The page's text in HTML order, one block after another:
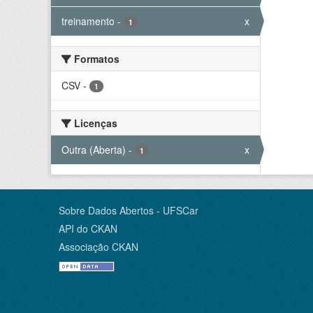
treinamento - 1 x
Formatos
CSV - 1
Licenças
Outra (Aberta) - 1 x
Sobre Dados Abertos - UFSCar
API do CKAN
Associação CKAN